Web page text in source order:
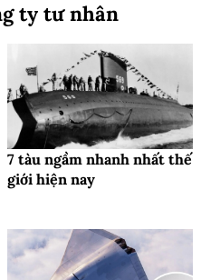
ty tư nhân
7 tàu ngầm nhanh nhất thế
giới hiện nay